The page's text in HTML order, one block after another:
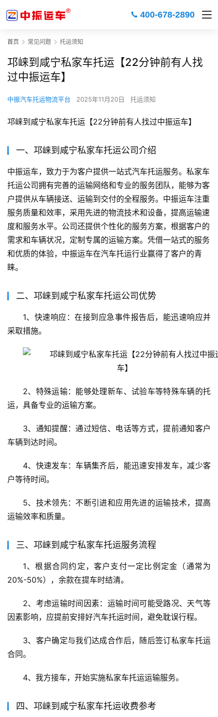
400-678-2890
首页 常见问题 托运须知
邛崃到咸宁私家车托运【22分钟前有人找
过中振运车】
中振汽车托运物流平台 2025年11月20日 托运须知
邛崃到咸宁私家车托运【22分钟前有人找过中振运车】
一、邛崃到咸宁私家车托运公司介绍
中振运车，致力于为客户提供一站式汽车托运服务。私家车
托运公司拥有完善的运输网络和专业的服务团队，能够为客
户提供从车辆接送、运输到交付的全程服务。中振运车注重
服务质量和效率，采用先进的物流技术和设备，提高运输速
度和服务水平。公司还提供个性化的服务方案，根据客户的
需求和车辆状况，定制专属的运输方案。凭借一站式的服务
和优质的体验，中振运车在汽车托运行业赢得了客户的青
睐。
二、邛崃到咸宁私家车托运公司优势
1、快速响应：在接到应急事件报告后，能迅速响应并
采取措施。
2、特殊运输：能够处理新车、试验车等特殊车辆的托
运，具备专业的运输方案。
3、通知提醒：通过短信、电话等方式，提前通知客户
车辆到达时间。
4、快速发车：车辆集齐后，能迅速安排发车，减少客
户等待时间。
5、技术领先：不断引进和应用先进的运输技术，提高
运输效率和质量。
三、邛崃到咸宁私家车托运服务流程
1、根据合同约定，客户支付一定比例定金（通常为
20%-50%），余款在提车时结清。
2、考虑运输时间因素：运输时间可能受路况、天气等
因素影响，应提前安排好汽车托运时间，避免耽误行程。
3、客户确定与我们达成合作后，随后签订私家车托运
合同。
4、我方接车，开始实施私家车托运运输服务。
四、邛崃到咸宁私家车托运收费参考